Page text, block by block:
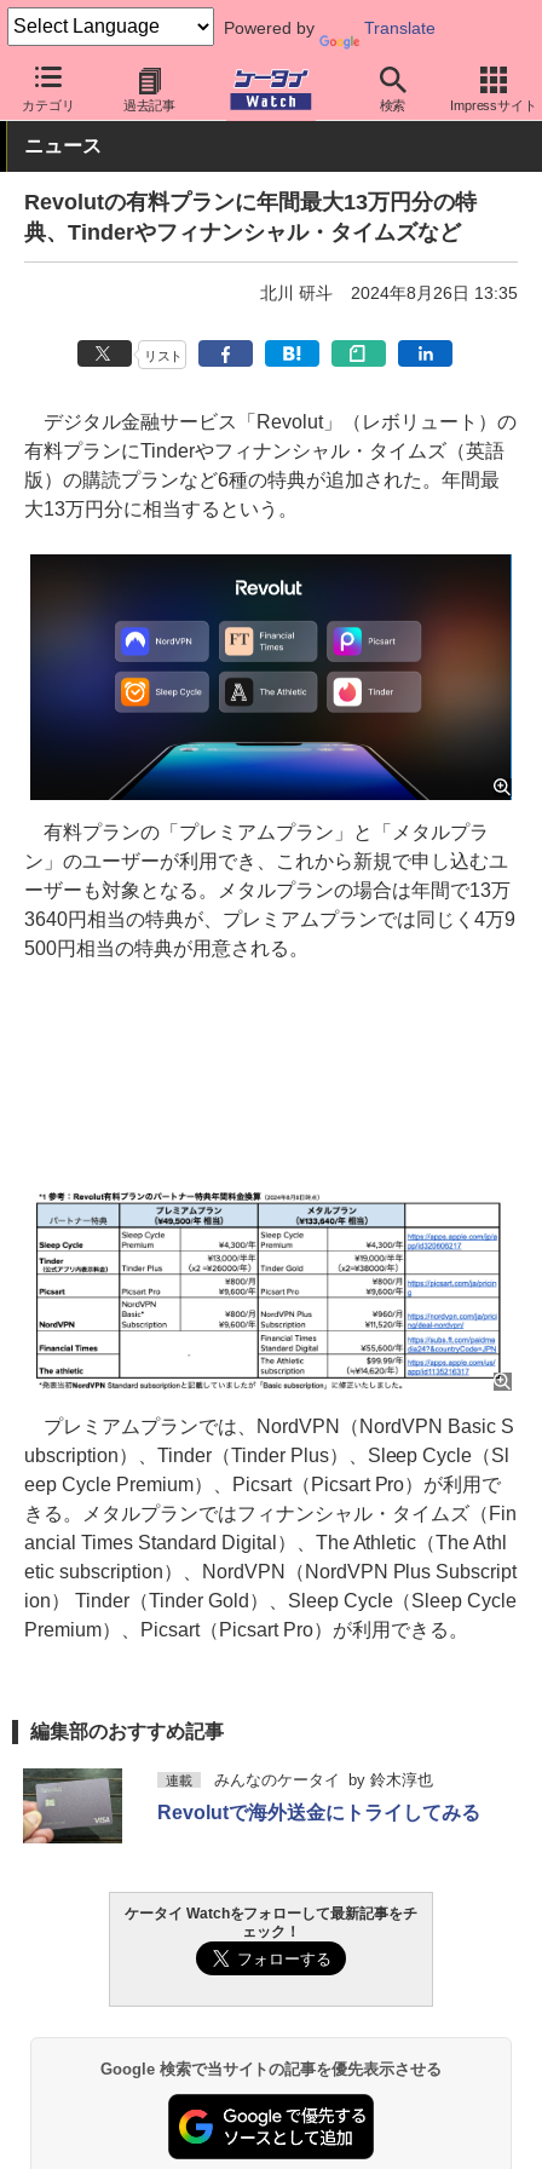
Powered by Translate
カテゴリ 過去記事 検索 Impressサイト
ケータイ Watch アプリ・サービス 決済/金融
ニュース
Revolutの有料プランに年間最大13万円分の特
典、Tinderやフィナンシャル・タイムズなど
北川 研斗 2024年8月26日 13:35
リスト
デジタル金融サービス「Revolut」（レボリュート）の
有料プランにTinderやフィナンシャル・タイムズ（英語
版）の購読プランなど6種の特典が追加された。年間最
大13万円分に相当するという。
有料プランの「プレミアムプラン」と「メタルプラ
ン」のユーザーが利用でき、これから新規で申し込むユ
ーザーも対象となる。メタルプランの場合は年間で13万
3640円相当の特典が、プレミアムプランでは同じく4万9
500円相当の特典が用意される。
プレミアムプランでは、NordVPN（NordVPN Basic S
ubscription）、Tinder（Tinder Plus）、Sleep Cycle（Sl
eep Cycle Premium）、Picsart（Picsart Pro）が利用で
きる。メタルプランではフィナンシャル・タイムズ（Fin
ancial Times Standard Digital）、The Athletic（The Athl
etic subscription）、NordVPN（NordVPN Plus Subscript
ion） Tinder（Tinder Gold）、Sleep Cycle（Sleep Cycle
Premium）、Picsart（Picsart Pro）が利用できる。
編集部のおすすめ記事
連載 みんなのケータイ by 鈴木淳也
Revolutで海外送金にトライしてみる
ケータイ Watchをフォローして最新記事をチ
ェック！
Google 検索で当サイトの記事を優先表示させる